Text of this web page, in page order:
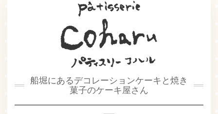
船堀にあるデコレーションケーキと焼き
菓子のケーキ屋さん